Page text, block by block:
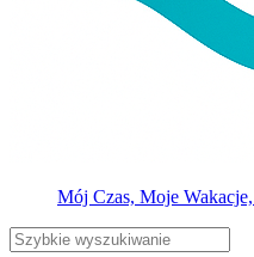
Mój Czas, Moje